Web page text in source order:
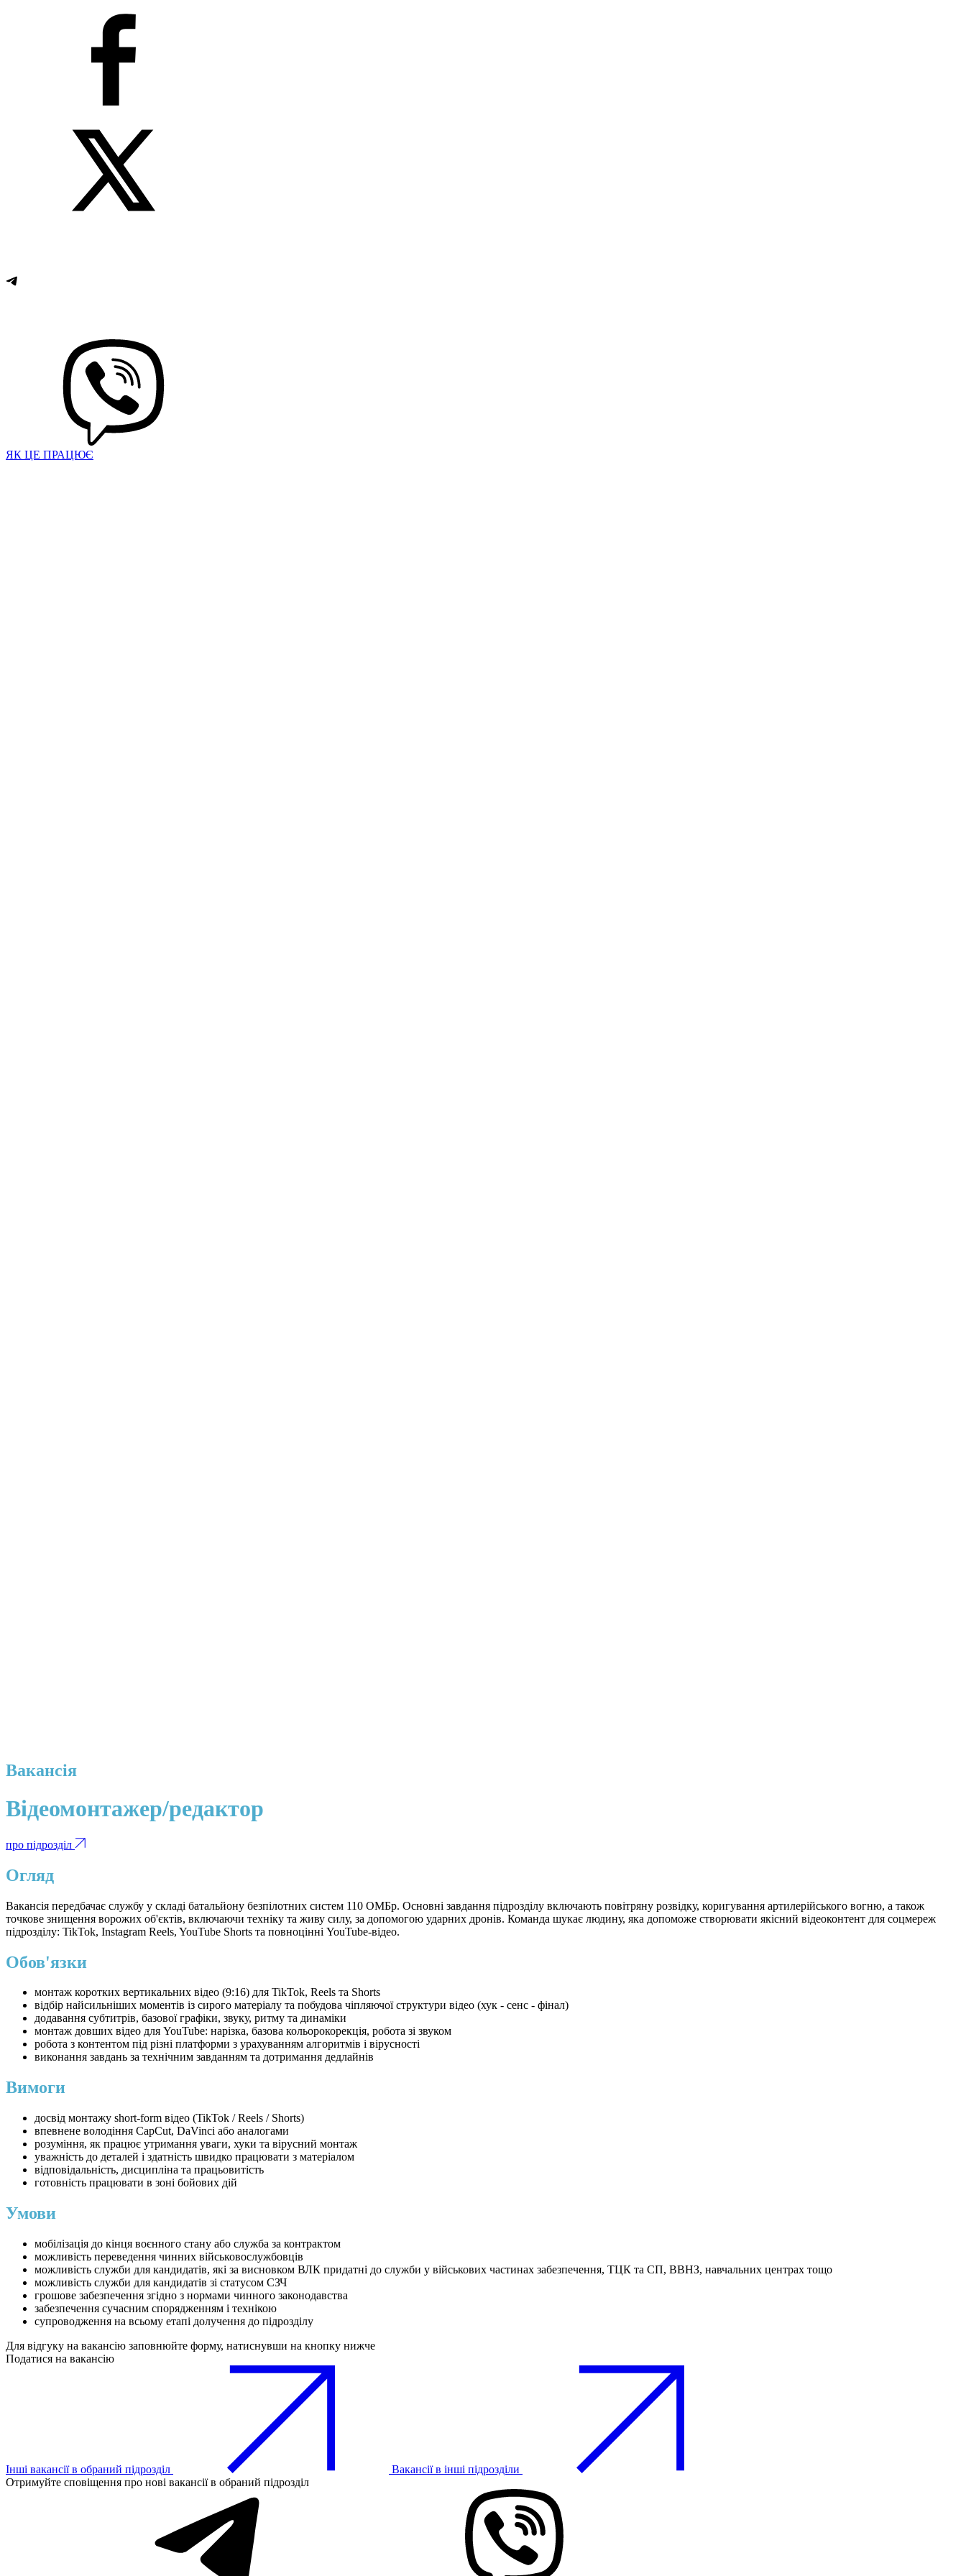
ЯК ЦЕ ПРАЦЮЄ
Вакансія
Відеомонтажер/редактор
про підрозділ
Огляд
Вакансія передбачає службу у складі батальйону безпілотних систем 110 ОМБр. Основні завдання підрозділу включають повітряну розвідку, коригування артилерійського вогню, а також
точкове знищення ворожих об'єктів, включаючи техніку та живу силу, за допомогою ударних дронів. Команда шукає людину, яка допоможе створювати якісний відеоконтент для соцмереж
підрозділу: TikTok, Instagram Reels, YouTube Shorts та повноцінні YouTube-відео.
Обов'язки
монтаж коротких вертикальних відео (9:16) для TikTok, Reels та Shorts
відбір найсильніших моментів із сирого матеріалу та побудова чіпляючої структури відео (хук - сенс - фінал)
додавання субтитрів, базової графіки, звуку, ритму та динаміки
монтаж довших відео для YouTube: нарізка, базова кольорокорекція, робота зі звуком
робота з контентом під різні платформи з урахуванням алгоритмів і вірусності
виконання завдань за технічним завданням та дотримання дедлайнів
Вимоги
досвід монтажу short-form відео (TikTok / Reels / Shorts)
впевнене володіння CapCut, DaVinci або аналогами
розуміння, як працює утримання уваги, хуки та вірусний монтаж
уважність до деталей і здатність швидко працювати з матеріалом
відповідальність, дисципліна та працьовитість
готовність працювати в зоні бойових дій
Умови
мобілізація до кінця воєнного стану або служба за контрактом
можливість переведення чинних військовослужбовців
можливість служби для кандидатів, які за висновком ВЛК придатні до служби у військових частинах забезпечення, ТЦК та СП, ВВНЗ, навчальних центрах тощо
можливість служби для кандидатів зі статусом СЗЧ
грошове забезпечення згідно з нормами чинного законодавства
забезпечення сучасним спорядженням і технікою
супроводження на всьому етапі долучення до підрозділу
Для відгуку на вакансію заповнюйте форму, натиснувши на кнопку нижче
Податися на вакансію
Інші вакансії в обраний підрозділ
Вакансії в інші підрозділи
Отримуйте сповіщення про нові вакансії в обраний підрозділ